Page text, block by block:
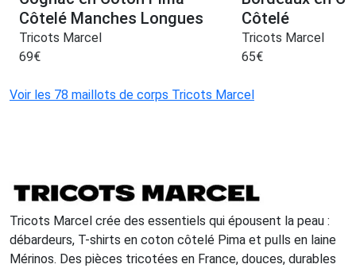
Côtelé Manches Longues
Tricots Marcel
69€
Côtelé
Tricots Marcel
65€
Voir les 78 maillots de corps Tricots Marcel
Tricots Marcel crée des essentiels qui épousent la peau :
débardeurs, T-shirts en coton côtelé Pima et pulls en laine
Mérinos. Des pièces tricotées en France, douces, durables